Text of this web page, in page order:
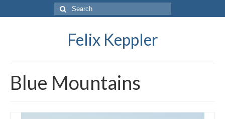
Search
for:
Felix Keppler
Blue Mountains